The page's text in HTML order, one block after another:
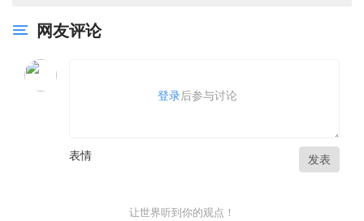
网友评论
登录后参与讨论
表情 发表
让世界听到你的观点！